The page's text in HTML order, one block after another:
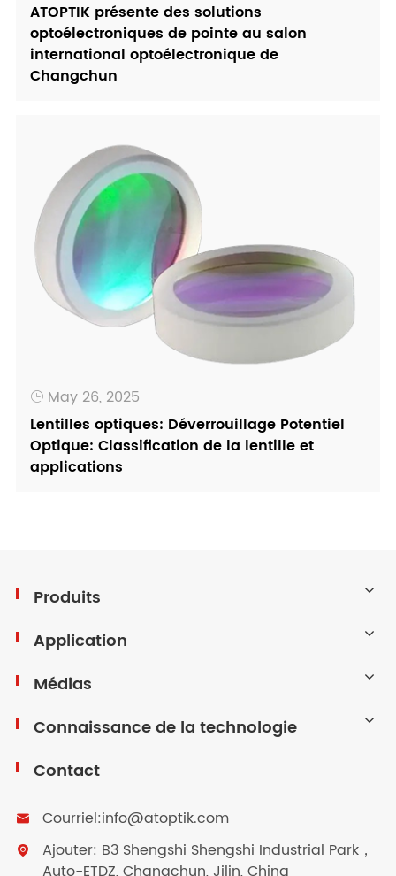
ATOPTIK présente des solutions
optoélectroniques de pointe au salon
international optoélectronique de
Changchun
 May 26, 2025
Lentilles optiques: Déverrouillage Potentiel
Optique: Classification de la lentille et
applications
Produits
Application
Médias
Connaissance de la technologie
Contact
 Courriel:info@atoptik.com

Ajouter: B3 Shengshi Shengshi Industrial Park，
Auto-ETDZ, Changchun, Jilin, China